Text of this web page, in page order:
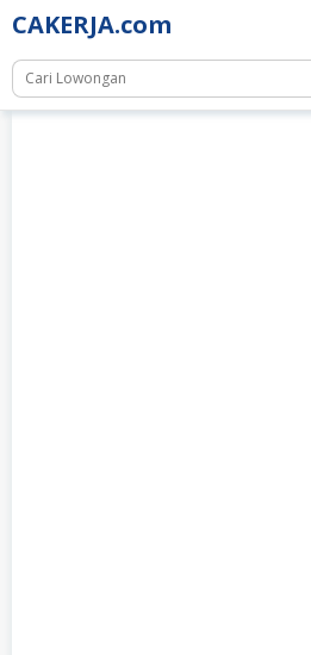
Skip
to
content
CAKERJA.com